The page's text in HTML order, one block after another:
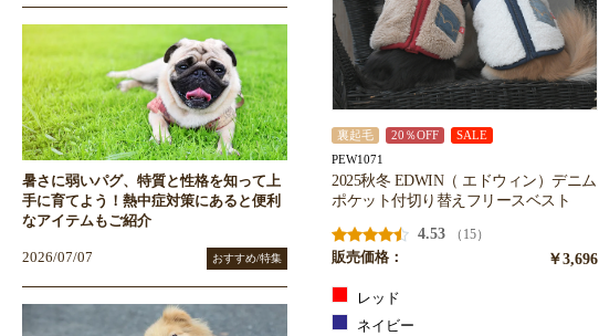
裏起毛 20％OFF SALE
PEW1071
2025秋冬 EDWIN（ エドウィン）デニム
ポケット付切り替えフリースベスト
4.53
（15）
販売価格：
￥3,696
レッド
ネイビー
暑さに弱いパグ、特質と性格を知って上
手に育てよう！熱中症対策にあると便利
なアイテムもご紹介
2026/07/07 おすすめ/特集